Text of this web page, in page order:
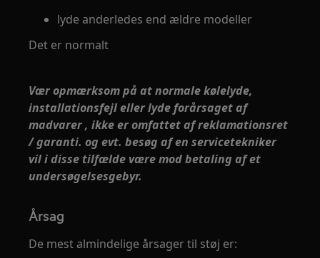
lyde anderledes end ældre modeller
Det er normalt
Vær opmærksom på at normale kølelyde,
installationsfejl eller lyde forårsaget af
madvarer , ikke er omfattet af reklamationsret
/ garanti. og evt. besøg af en servicetekniker
vil i disse tilfælde være mod betaling af et
undersøgelsesgebyr.
Årsag
De mest almindelige årsager til støj er: